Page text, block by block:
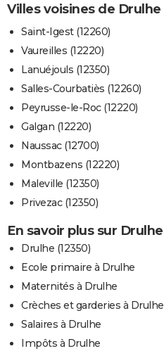
Villes voisines de Drulhe
Saint-Igest (12260)
Vaureilles (12220)
Lanuéjouls (12350)
Salles-Courbatiès (12260)
Peyrusse-le-Roc (12220)
Galgan (12220)
Naussac (12700)
Montbazens (12220)
Maleville (12350)
Privezac (12350)
En savoir plus sur Drulhe
Drulhe (12350)
Ecole primaire à Drulhe
Maternités à Drulhe
Crèches et garderies à Drulhe
Salaires à Drulhe
Impôts à Drulhe